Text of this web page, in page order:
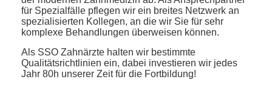
für Spezialfälle pflegen wir ein breites Netzwerk an
spezialisierten Kollegen, an die wir Sie für sehr
komplexe Behandlungen überweisen können.
Als SSO Zahnärzte halten wir bestimmte
Qualitätsrichtlinien ein, dabei investieren wir jedes
Jahr 80h unserer Zeit für die Fortbildung!